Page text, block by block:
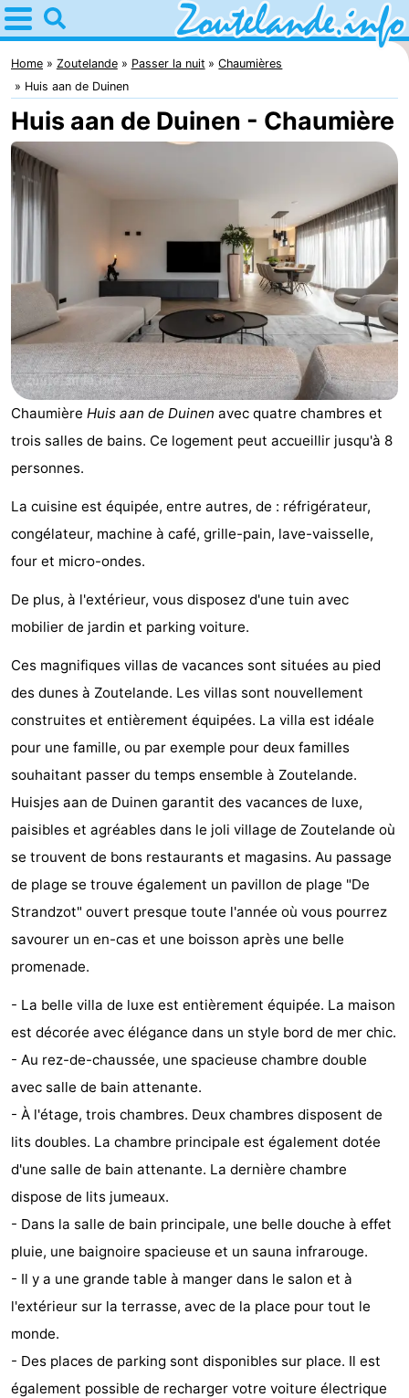
Home
Zoutelande
Astuces
Avec
les
enfants
Webcam
Webcam
Plage
Passer
la
nuit
Appartements
-
Aparthotel
Zoutelande
-
Duinflat
-
Duinoord
-
Duinweg
18
-
Kurhaus
-
Residentie
Soutelande
Campings
Chambre
d'hôtes
Chaumières
-
De
Zandput
-
Duinzicht
-
Joossesweg
-
Meerpaal
-
Strandcamping
-
Bos
Duin
Last
Voir
faire
d'intérêt
-
Galeries
-
Home Zoutelande Passer la nuit
Chaumières
Huis aan de Duinen
Huis aan de Duinen - Chaumière
Chaumière Huis aan de Duinen avec quatre chambres et
trois salles de bains. Ce logement peut accueillir jusqu'à 8
personnes.
La cuisine est équipée, entre autres, de : réfrigérateur,
congélateur, machine à café, grille-pain, lave-vaisselle,
four et micro-ondes.
De plus, à l'extérieur, vous disposez d'une tuin avec
mobilier de jardin et parking voiture.
Ces magnifiques villas de vacances sont situées au pied
des dunes à Zoutelande. Les villas sont nouvellement
construites et entièrement équipées. La villa est idéale
pour une famille, ou par exemple pour deux familles
souhaitant passer du temps ensemble à Zoutelande.
Huisjes aan de Duinen garantit des vacances de luxe,
paisibles et agréables dans le joli village de Zoutelande où
se trouvent de bons restaurants et magasins. Au passage
de plage se trouve également un pavillon de plage "De
Strandzot" ouvert presque toute l'année où vous pourrez
savourer un en-cas et une boisson après une belle
promenade.
- La belle villa de luxe est entièrement équipée. La maison
est décorée avec élégance dans un style bord de mer chic.
- Au rez-de-chaussée, une spacieuse chambre double
avec salle de bain attenante.
- À l'étage, trois chambres. Deux chambres disposent de
lits doubles. La chambre principale est également dotée
d'une salle de bain attenante. La dernière chambre
dispose de lits jumeaux.
- Dans la salle de bain principale, une belle douche à effet
pluie, une baignoire spacieuse et un sauna infrarouge.
- Il y a une grande table à manger dans le salon et à
l'extérieur sur la terrasse, avec de la place pour tout le
monde.
- Des places de parking sont disponibles sur place. Il est
également possible de recharger votre voiture électrique